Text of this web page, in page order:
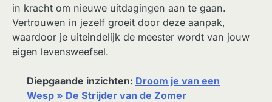
in kracht om nieuwe uitdagingen aan te gaan.
Vertrouwen in jezelf groeit door deze aanpak,
waardoor je uiteindelijk de meester wordt van jouw
eigen levensweefsel.
Diepgaande inzichten: Droom je van een
Wesp » De Strijder van de Zomer